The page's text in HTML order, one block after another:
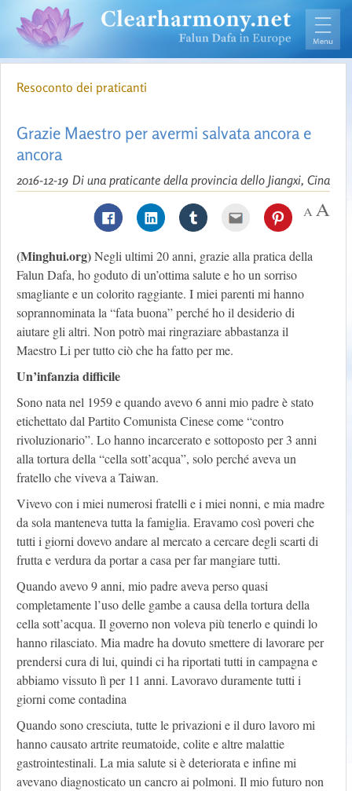
Resoconto dei praticanti
Grazie Maestro per avermi salvata ancora e
ancora
Di una praticante della provincia dello Jiangxi, Cina
2016-12-19
(Minghui.org)Negli ultimi 20 anni, grazie alla pratica della
Falun Dafa, ho goduto di un’ottima salute e ho un sorriso
smagliante e un colorito raggiante. I miei parenti mi hanno
soprannominata la “fata buona” perché ho il desiderio di
aiutare gli altri. Non potrò mai ringraziare abbastanza il
Maestro Li per tutto ciò che ha fatto per me.
Un’infanzia difficile
Sono nata nel 1959 e quando avevo 6 anni mio padre è stato
etichettato dal Partito Comunista Cinese come “contro
rivoluzionario”. Lo hanno incarcerato e sottoposto per 3 anni
alla tortura della “cella sott’acqua”, solo perché aveva un
fratello che viveva a Taiwan.
Vivevo con i miei numerosi fratelli e i miei nonni, e mia madre
da sola manteneva tutta la famiglia. Eravamo così poveri che
tutti i giorni dovevo andare al mercato a cercare degli scarti di
frutta e verdura da portar a casa per far mangiare tutti.
Quando avevo 9 anni, mio padre aveva perso quasi
completamente l’uso delle gambe a causa della tortura della
cella sott’acqua. Il governo non voleva più tenerlo e quindi lo
hanno rilasciato. Mia madre ha dovuto smettere di lavorare per
prendersi cura di lui, quindi ci ha riportati tutti in campagna e
abbiamo vissuto lì per 11 anni. Lavoravo duramente tutti i
giorni come contadina
Quando sono cresciuta, tutte le privazioni e il duro lavoro mi
hanno causato artrite reumatoide, colite e altre malattie
gastrointestinali. La mia salute si è deteriorata e infine mi
avevano diagnosticato un cancro ai polmoni. Il mio futuro non